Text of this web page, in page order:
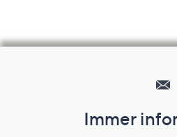
Immer